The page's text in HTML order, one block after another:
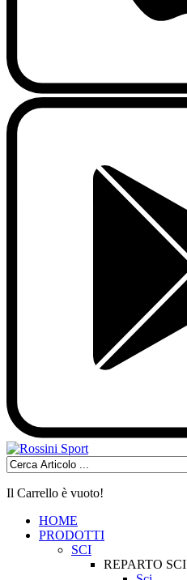
Il Carrello è vuoto!
HOME
PRODOTTI
SCI
REPARTO SCI